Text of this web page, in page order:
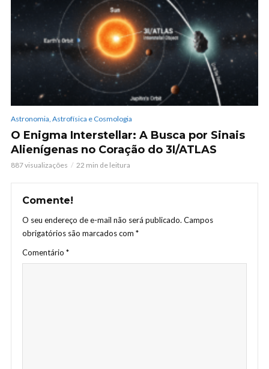
Astronomia, Astrofísica e Cosmologia
O Enigma Interstellar: A Busca por Sinais
Alienígenas no Coração do 3I/ATLAS
887 visualizações 22 min de leitura
Comente!
O seu endereço de e-mail não será publicado. Campos
obrigatórios são marcados com *
Comentário *